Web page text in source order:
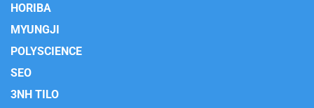
HORIBA
MYUNGJI
POLYSCIENCE
SEO
3NH TILO